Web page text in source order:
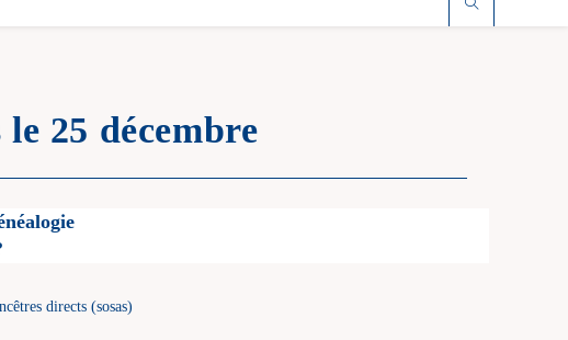
le 25 décembre
directs (sosas)